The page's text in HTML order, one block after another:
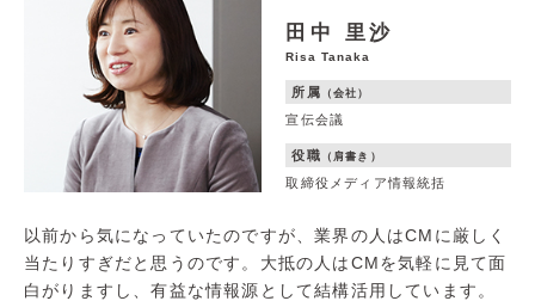
田中 里沙
Risa Tanaka
所属 （会社）
宣伝会議
役職 （肩書き）
取締役メディア情報統括
以前から気になっていたのですが、業界の人はCMに厳しく
当たりすぎだと思うのです。大抵の人はCMを気軽に見て面
白がりますし、有益な情報源として結構活用しています。